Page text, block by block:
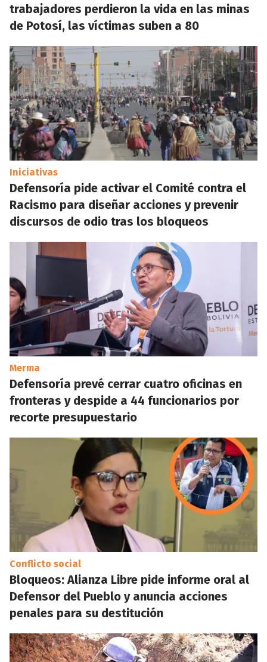
trabajadores perdieron la vida en las minas
de Potosí, las víctimas suben a 80
Iniciativas
Defensoría pide activar el Comité contra el
Racismo para diseñar acciones y prevenir
discursos de odio tras los bloqueos
Merma
Defensoría prevé cerrar cuatro oficinas en
fronteras y despide a 44 funcionarios por
recorte presupuestario
Conflicto social
Bloqueos: Alianza Libre pide informe oral al
Defensor del Pueblo y anuncia acciones
penales para su destitución